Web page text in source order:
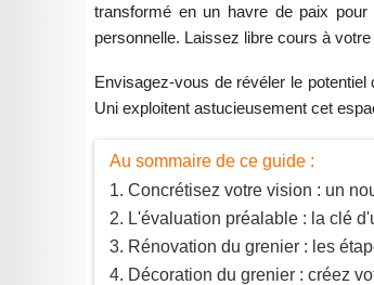
transformé en un havre de paix
personnelle. Laissez libre cours à
Envisagez-vous de révéler le
Uni exploitent astucieusement cet
Au sommaire de ce guide :
Concrétisez votre vision : un
L'évaluation préalable : la clé
Rénovation du grenier : les
Décoration du grenier : créez